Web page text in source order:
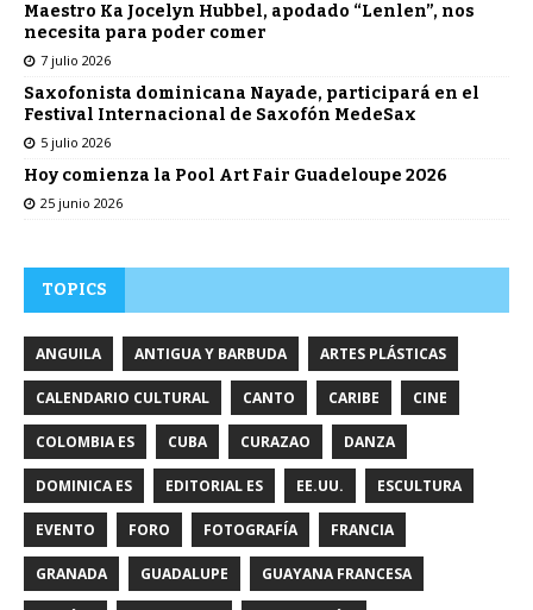
Maestro Ka Jocelyn Hubbel, apodado “Lenlen”, nos
necesita para poder comer
7 julio 2026
Saxofonista dominicana Nayade, participará en el
Festival Internacional de Saxofón MedeSax
5 julio 2026
Hoy comienza la Pool Art Fair Guadeloupe 2026
25 junio 2026
TOPICS
ANGUILA ANTIGUA Y BARBUDA ARTES PLÁSTICAS
CALENDARIO CULTURAL CANTO CARIBE CINE
COLOMBIA ES CUBA CURAZAO DANZA
DOMINICA ES EDITORIAL ES EE.UU. ESCULTURA
EVENTO FORO FOTOGRAFÍA FRANCIA
GRANADA GUADALUPE GUAYANA FRANCESA